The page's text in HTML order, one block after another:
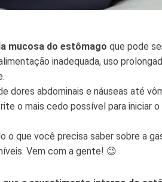
mucosa do estômago que pode
inadequada, uso
dores abdominais e náuseas até
o mais cedo possível para iniciar
o que você precisa saber sobre a
Vem com a gente! 😉